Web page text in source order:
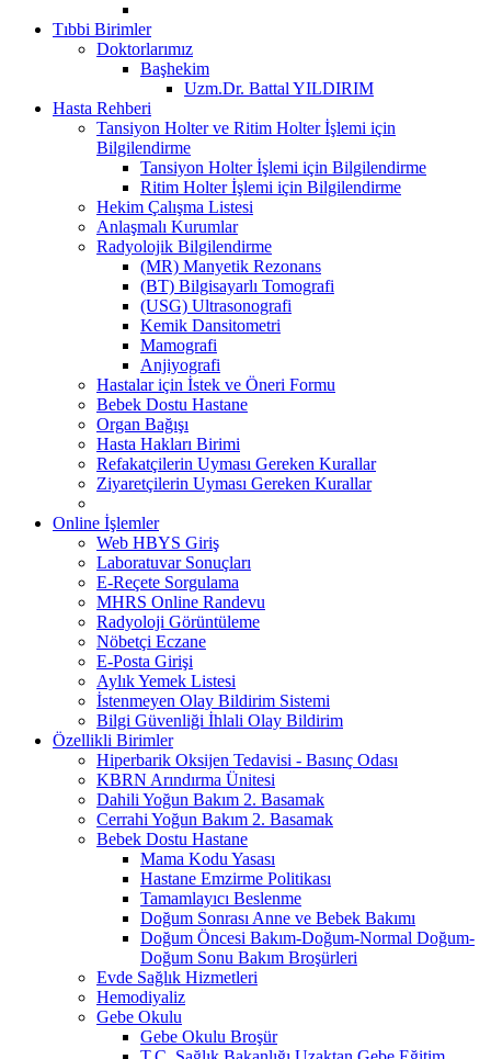
Tıbbi Birimler
Doktorlarımız
Başhekim
Uzm.Dr. Battal YILDIRIM
Hasta Rehberi
Tansiyon Holter ve Ritim Holter İşlemi için
Bilgilendirme
Tansiyon Holter İşlemi için Bilgilendirme
Ritim Holter İşlemi için Bilgilendirme
Hekim Çalışma Listesi
Anlaşmalı Kurumlar
Radyolojik Bilgilendirme
(MR) Manyetik Rezonans
(BT) Bilgisayarlı Tomografi
(USG) Ultrasonografi
Kemik Dansitometri
Mamografi
Anjiyografi
Hastalar için İstek ve Öneri Formu
Bebek Dostu Hastane
Organ Bağışı
Hasta Hakları Birimi
Refakatçilerin Uyması Gereken Kurallar
Ziyaretçilerin Uyması Gereken Kurallar
Online İşlemler
Web HBYS Giriş
Laboratuvar Sonuçları
E-Reçete Sorgulama
MHRS Online Randevu
Radyoloji Görüntüleme
Nöbetçi Eczane
E-Posta Girişi
Aylık Yemek Listesi
İstenmeyen Olay Bildirim Sistemi
Bilgi Güvenliği İhlali Olay Bildirim
Özellikli Birimler
Hiperbarik Oksijen Tedavisi - Basınç Odası
KBRN Arındırma Ünitesi
Dahili Yoğun Bakım 2. Basamak
Cerrahi Yoğun Bakım 2. Basamak
Bebek Dostu Hastane
Mama Kodu Yasası
Hastane Emzirme Politikası
Tamamlayıcı Beslenme
Doğum Sonrası Anne ve Bebek Bakımı
Doğum Öncesi Bakım-Doğum-Normal Doğum-
Doğum Sonu Bakım Broşürleri
Evde Sağlık Hizmetleri
Hemodiyaliz
Gebe Okulu
Gebe Okulu Broşür